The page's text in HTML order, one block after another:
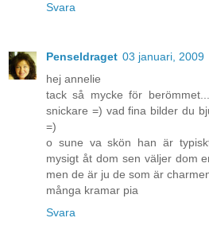
Svara
Penseldraget 03 januari, 2009
hej annelie
tack så mycke för
snickare =) vad fina bilder du
=)
o sune va skön han är
mysigt åt dom sen väljer dom
men de är ju de som är
många kramar pia
Svara